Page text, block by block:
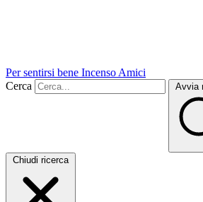
Per sentirsi bene Incenso Amici
Cerca
Avvia
Chiudi ricerca